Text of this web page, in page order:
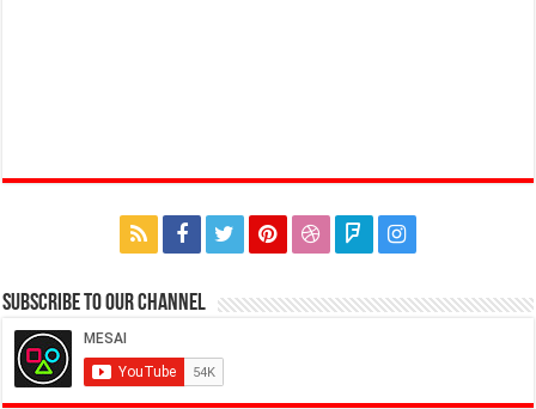
Subscribe to our Channel